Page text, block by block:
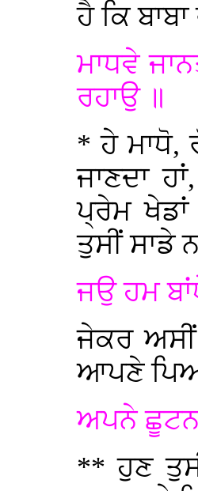
ਹੈ ਕਿ
ਮਾਧਵੇ
ਰਹਾਉ ॥
* ਹੇ ਮਾਧੋ,
ਜਾਣਦਾ
ਪ੍ਰੇਮ
ਤੁਸੀਂ ਸਾਡੇ
ਜਉ ਹਮ
ਜੇਕਰ
ਆਪਣੇ
ਅਪਨੇ
** ਹੁਣ